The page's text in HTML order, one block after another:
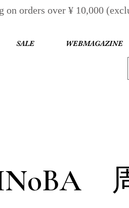
on orders over ¥ 10,000
SALE WEBMAGAZINE